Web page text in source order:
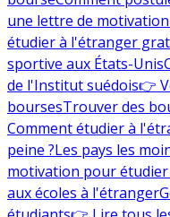
une lettre de
étudier à l'étranger
sportive aux États-Unis
de l'Institut suédois👉
boursesTrouver des
Comment étudier à
peine ?Les pays les
motivation pour
aux écoles à l'étranger